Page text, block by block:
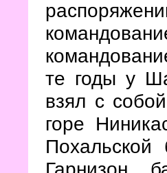
те годы у
взял с
горе